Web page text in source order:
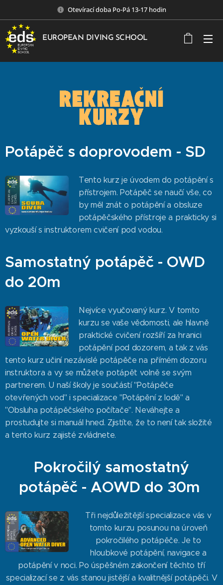
Otevírací doba Po-Pá 13-17 hodin
EUROPEAN DIVING SCHOOL
Potápěč s doprovodem - SD
Tento kurz je úvodem do potápění s
přístrojem. Potápěč se naučí vše, co
by měl znát o potápění a obsluze
potápěčského přístroje a prakticky si
vyzkouší s instruktorem cvičení pod vodou.
Samostatný potápěč - OWD
do 20m
Nejvíce vyučovaný kurz. V tomto
kurzu se vaše vědomosti, ale hlavně
praktické cvičení rozšíří za hranici
potápění pod dozorem, a tak z vás
tento kurz učiní nezávislé potápěče na přímém dozoru
instruktora a vy se můžete potápět volně se svým
partnerem. U naší školy je součástí "Potápěče
otevřených vod" i specializace "Potápění z lodě" a
"Obsluha potápěčského počítače". Neváhejte a
prostudujte si manuál hned. Zjistíte, že to není tak složité
a tento kurz zajisté zvládnete.
Pokročilý samostatný
potápěč - AOWD do 30m
Tři nejdůležitější specializace vás v
tomto kurzu posunou na úroveň
pokročilého potápěče. Je to
hloubkové potápění, navigace a
potápění v noci. Po úspěšném zakončení těchto tří
specializací se z vás stanou jistější a kvalitnější potápěči. V